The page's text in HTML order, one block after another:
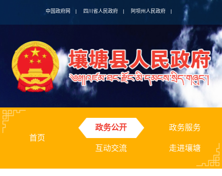
中国政府网 | 四川省人民政府 | 阿坝州人民政府 |
首页
政务公开 政务服务
互动交流 走进壤塘